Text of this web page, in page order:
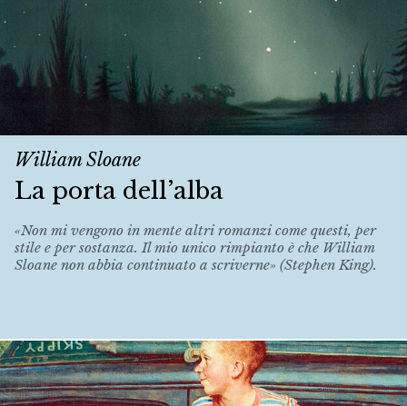
William Sloane
La porta dell’alba
«Non mi vengono in mente altri romanzi come questi, per
stile e per sostanza. Il mio unico rimpianto è che William
Sloane non abbia continuato a scriverne» (Stephen King).